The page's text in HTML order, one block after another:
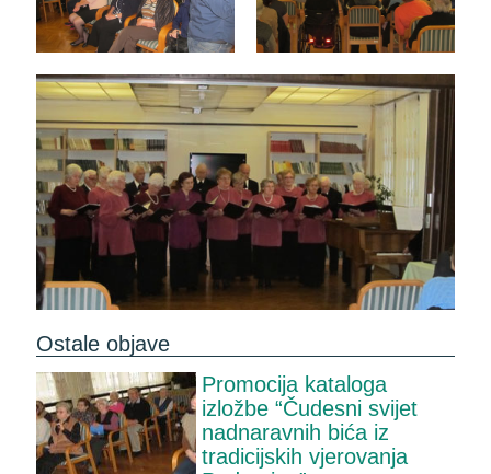
Ostale objave
Promocija kataloga
izložbe “Čudesni svijet
nadnaravnih bića iz
tradicijskih vjerovanja